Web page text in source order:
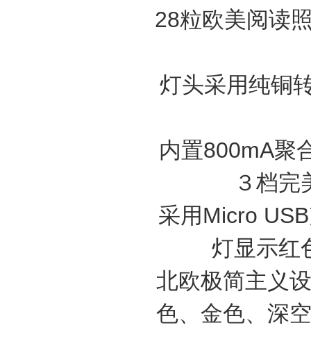
28粒欧美阅读
灯头采用纯铜
内置800mA聚
３档完
采用Micro
灯显示红
北欧极简主义
色、金色、深